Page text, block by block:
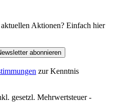
Aktionen? Einfach hier
abonnieren
zur Kenntnis
gesetzl. Mehrwertsteuer -